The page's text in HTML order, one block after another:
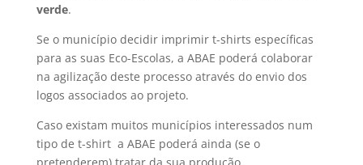
verde.
Se o município decidir imprimir t-shirts específicas
para as suas Eco-Escolas, a ABAE poderá colaborar
na agilização deste processo através do envio dos
logos associados ao projeto.
Caso existam muitos municípios interessados num
tipo de t-shirt a ABAE poderá ainda (se o